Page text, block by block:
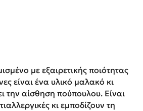
με εξαιρετικής ποιότητας
είναι ένα υλικό μαλακό κι
την αίσθηση πούπουλου. Είναι
κι εμποδίζουν τη